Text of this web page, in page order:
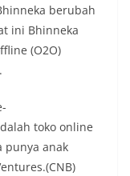
berubah
ini Bhinneka
(O2O)
toko online
punya anak